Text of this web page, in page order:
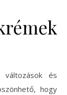
és
hogy